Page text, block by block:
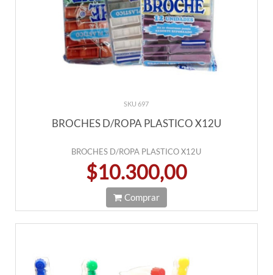
SKU 697
BROCHES D/ROPA PLASTICO X12U
BROCHES D/ROPA PLASTICO X12U
$10.300,00
Comprar